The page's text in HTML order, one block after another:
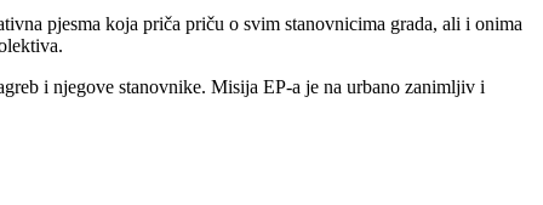
pjesma koja priča priču o svim stanovnicima grada, ali i onima
i njegove stanovnike. Misija EP-a je na urbano zanimljiv i